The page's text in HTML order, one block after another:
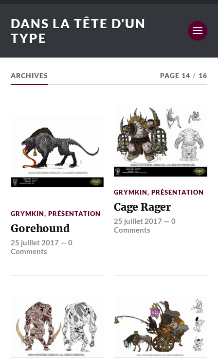
DANS LA TÊTE D'UN
TYPE
ARCHIVES PAGE 14 / 16
GRYMKIN,PRÉSENTATION
Gorehound
25 juillet 2017 —0
Comments
GRYMKIN,PRÉSENTATION
Cage Rager
25 juillet 2017 —0
Comments